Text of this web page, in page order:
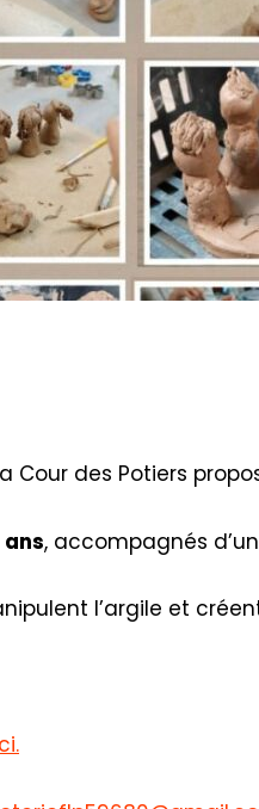
Cour des Potiers
, accompagnés
l’argile et